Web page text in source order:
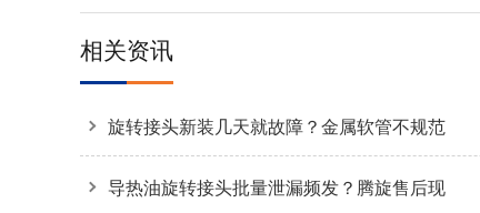
相关资讯
旋转接头新装几天就故障？金属软管不规范
安装是主因
导热油旋转接头批量泄漏频发？腾旋售后现